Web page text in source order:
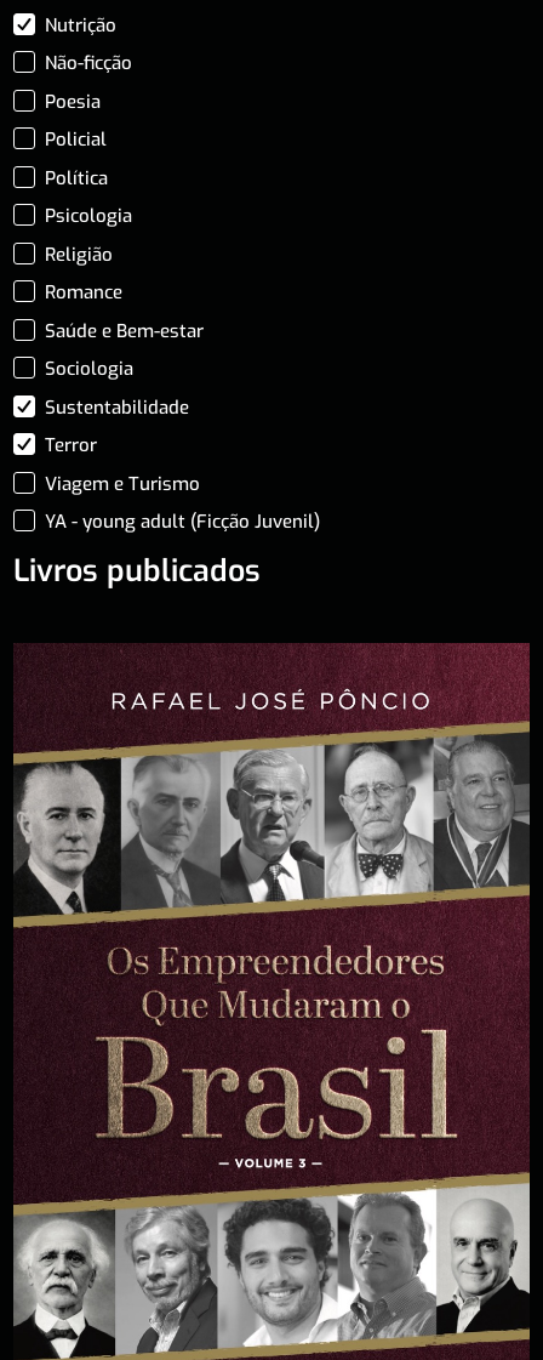
Nutrição
Não-ficção
Poesia
Policial
Política
Psicologia
Religião
Romance
Saúde e Bem-estar
Sociologia
Sustentabilidade
Terror
Viagem e Turismo
YA - young adult (Ficção Juvenil)
Livros publicados